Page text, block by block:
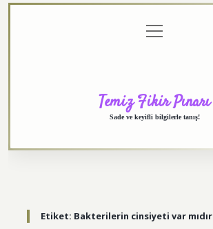
menüyü
aç
Temiz Fikir Pınarı
Sade ve keyifli bilgilerle tanış!
Etiket: Bakterilerin cinsiyeti var mıdır